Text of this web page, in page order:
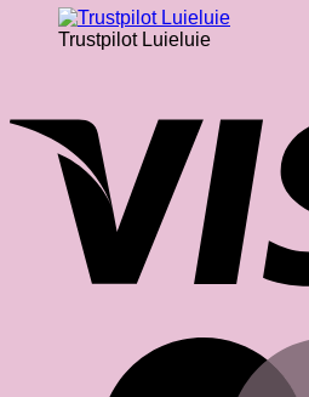
Trustpilot Luieluie